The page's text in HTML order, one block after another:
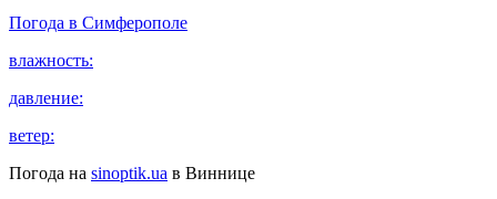
Погода в Симферополе
влажность:
давление:
ветер:
Погода на sinoptik.ua в Виннице